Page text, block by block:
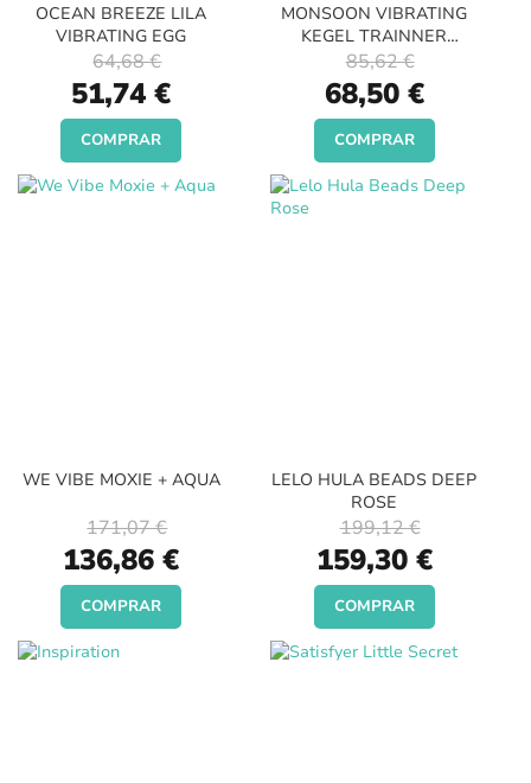
OCEAN BREEZE LILA
VIBRATING EGG
Special
Price
51,74 €
64,68 €
COMPRAR
MONSOON VIBRATING
KEGEL TRAINNER
AZULES
Special
Price
68,50 €
85,62 €
COMPRAR
WE VIBE MOXIE + AQUA
Special
Price
136,86 €
171,07 €
COMPRAR
LELO HULA BEADS DEEP
ROSE
Special
Price
159,30 €
199,12 €
COMPRAR